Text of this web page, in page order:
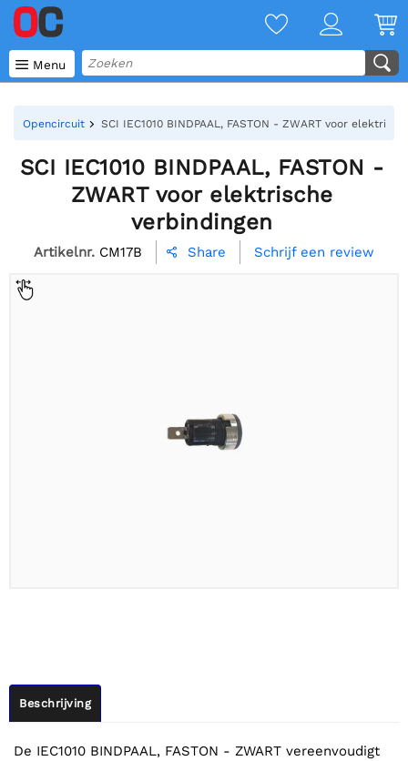
 Menu
Opencircuit SCI IEC1010 BINDPAAL, FASTON - ZWART voor
SCI IEC1010 BINDPAAL, FASTON -
ZWART voor elektrische
verbindingen
Artikelnr. CM17B  Share Schrijf een review
Beschrijving
De IEC1010 BINDPAAL, FASTON - ZWART vereenvoudigt